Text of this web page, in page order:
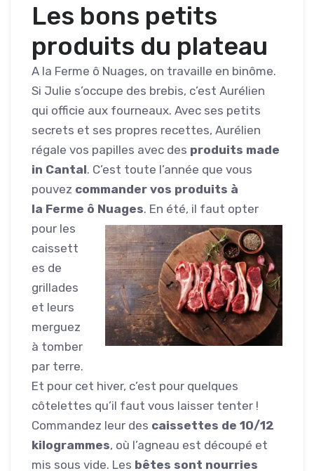
Les bons petits
produits du plateau
A la Ferme ô Nuages, on travaille en binôme.
Si Julie s’occupe des brebis, c’est Aurélien
qui officie aux fourneaux. Avec ses petits
secrets et ses propres recettes, Aurélien
régale vos papilles avec des produits made
in Cantal. C’est toute l’année que vous
pouvez commander vos produits à
la Ferme ô Nuages. En été, il faut opter
pour les
caissett
es de
grillades
et leurs
merguez
à tomber
par terre.
Et pour cet hiver, c’est pour quelques
côtelettes qu’il faut vous laisser tenter !
Commandez leur des caissettes de 10/12
kilogrammes, où l’agneau est découpé et
mis sous vide. Les bêtes sont nourries